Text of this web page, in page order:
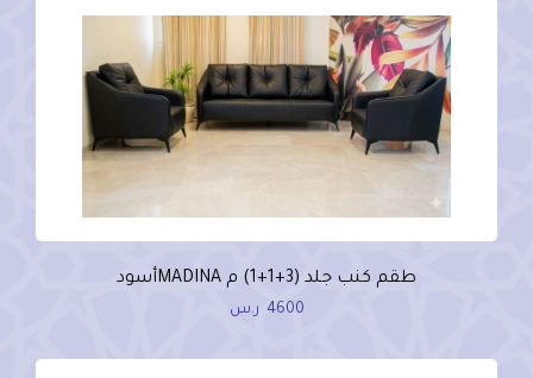
طقم كنب جلد (3+1+1) م MADINAأسود
4600 ر.س